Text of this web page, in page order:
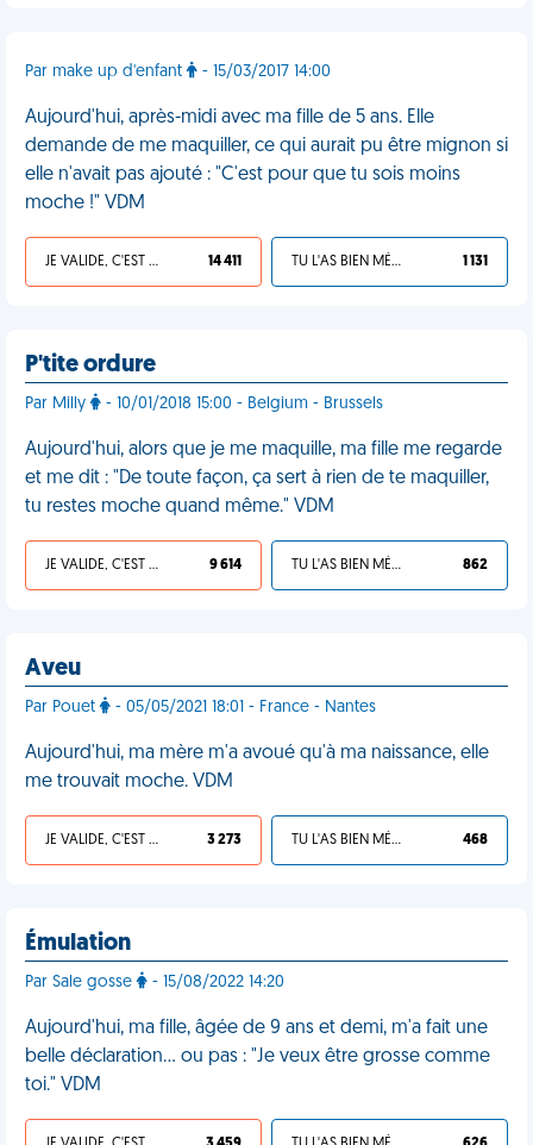
Par make up d'enfant - 15/03/2017 14:00
Aujourd'hui, après-midi avec ma fille de 5 ans. Elle
demande de me maquiller, ce qui aurait pu être mignon si
elle n'avait pas ajouté : "C'est pour que tu sois moins
moche !" VDM
JE VALIDE, C'EST UNE VDM 14 411 TU L'AS BIEN MÉRITÉ 1 131
P'tite ordure
Par Milly - 10/01/2018 15:00 - Belgium - Brussels
Aujourd'hui, alors que je me maquille, ma fille me regarde
et me dit : "De toute façon, ça sert à rien de te maquiller,
tu restes moche quand même." VDM
JE VALIDE, C'EST UNE VDM 9 614 TU L'AS BIEN MÉRITÉ 862
Aveu
Par Pouet - 05/05/2021 18:01 - France - Nantes
Aujourd'hui, ma mère m'a avoué qu'à ma naissance, elle
me trouvait moche. VDM
JE VALIDE, C'EST UNE VDM 3 273 TU L'AS BIEN MÉRITÉ 468
Émulation
Par Sale gosse - 15/08/2022 14:20
Aujourd'hui, ma fille, âgée de 9 ans et demi, m'a fait une
belle déclaration… ou pas : "Je veux être grosse comme
toi." VDM